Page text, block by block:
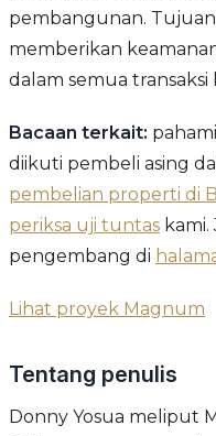
pembangunan.
memberikan
dalam semua transaksi
Bacaan terkait:
diikuti pembeli asing
pembelian properti di
periksa uji tuntas
pengembang di
Lihat proyek Magnum
Tentang penulis
Donny Yosua meliput